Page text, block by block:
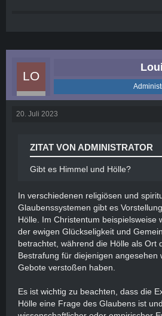
20. Juli 2023
ZITAT VON ADMINISTRATOR
Gibt es Himmel und Hölle?
In verschiedenen religiösen und
Glaubenssystemen gibt es
Hölle. Im Christentum beispielsweise
der ewigen Glückseligkeit und
betrachtet, während die Hölle als Ort
Bestrafung für diejenigen angesehen
Gebote verstoßen haben.
Es ist wichtig zu beachten, dass die
Hölle eine Frage des Glaubens ist